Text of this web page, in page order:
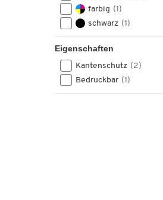
farbig (1)
schwarz (1)
Eigenschaften
Kantenschutz (2)
Bedruckbar (1)